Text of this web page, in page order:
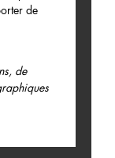
de
de